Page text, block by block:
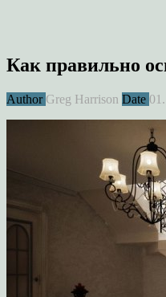
Как правильно
Author Greg Harrison Date